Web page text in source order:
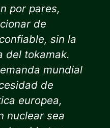
por pares,
de
sin la
del tokamak.
mundial
de
europea,
nuclear sea